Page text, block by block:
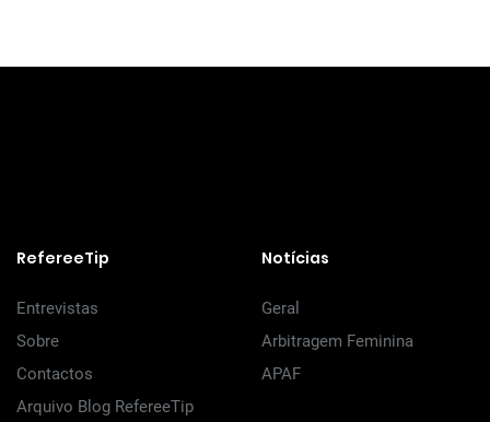
RefereeTip
Entrevistas
Sobre
Contactos
Arquivo Blog RefereeTip
Notícias
Geral
Arbitragem Feminina
APAF